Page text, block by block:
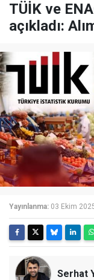
TÜİK ve
açıkladı:
Yayınlanma: 03 Ekim
Serhat